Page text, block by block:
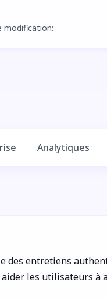
modification:
Analytiques
entretiens
les utilisateurs